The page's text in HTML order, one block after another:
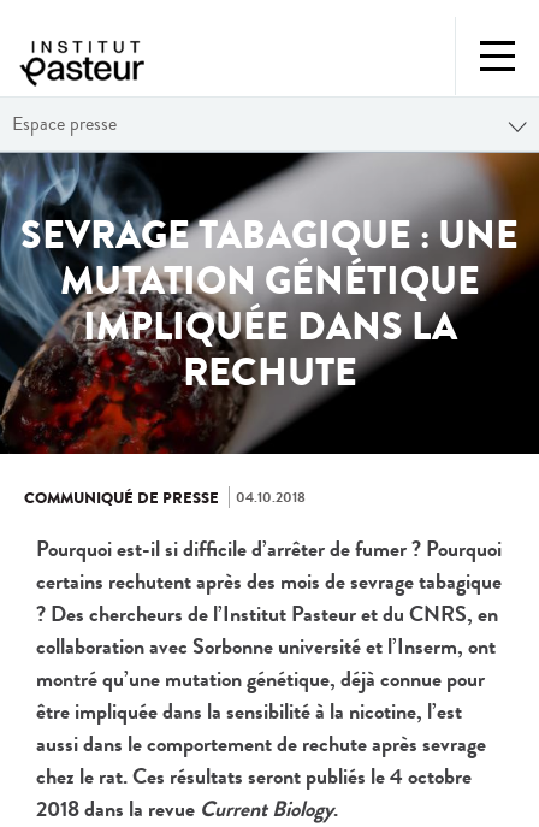
Espace presse
SEVRAGE TABAGIQUE : UNE
MUTATION GÉNÉTIQUE
IMPLIQUÉE DANS LA
RECHUTE
COMMUNIQUÉ DE PRESSE 04.10.2018
Pourquoi est-il si difficile d’arrêter de fumer ? Pourquoi
certains rechutent après des mois de sevrage tabagique
? Des chercheurs de l’Institut Pasteur et du CNRS, en
collaboration avec Sorbonne université et l’Inserm, ont
montré qu’une mutation génétique, déjà connue pour
être impliquée dans la sensibilité à la nicotine, l’est
aussi dans le comportement de rechute après sevrage
chez le rat. Ces résultats seront publiés le 4 octobre
2018 dans la revue Current Biology.